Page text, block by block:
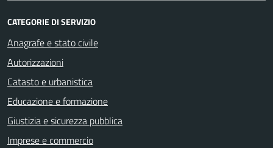
CATEGORIE DI SERVIZIO
Anagrafe e stato civile
Autorizzazioni
Catasto e urbanistica
Educazione e formazione
Giustizia e sicurezza pubblica
Imprese e commercio